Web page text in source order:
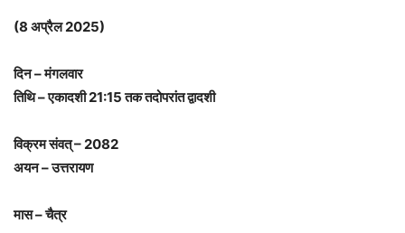
(8 अप्रैल 2025)
दिन – मंगलवार
तिथि – एकादशी 21:15 तक तदोपरांत द्वादशी
विक्रम संवत् – 2082
अयन – उत्तरायण
मास – चैत्र